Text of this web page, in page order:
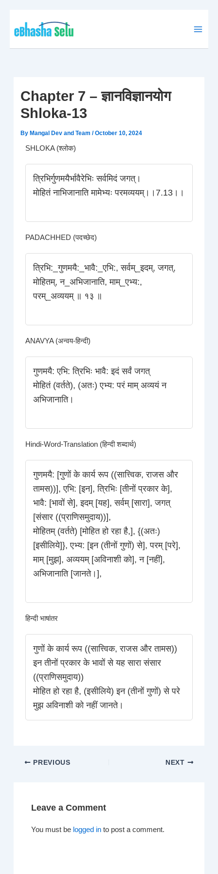
content
Chapter 7 – ज्ञानविज्ञानयोग
Shloka-13
By Mangal Dev and Team/October 10, 2024
SHLOKA (श्लोक)
त्रिभिर्गुणमयैर्भावैरेभिः सर्वमिदं जगत्।
मोहितं नाभिजानाति मामेभ्यः परमव्ययम्।।7.13।।
PADACHHED (पदच्छेद)
त्रिभि:_गुणमयै:_भावै:_एभि:, सर्वम्_इदम्‌, जगत्,
मोहितम्‌, न_अभिजानाति, माम्_एभ्य:,
परम्_अव्ययम्‌ ॥ १३ ॥
ANAVYA (अन्वय-हिन्दी)
गुणमयै: एभि: त्रिभिः भावै: इदं सर्वं जगत्‌
मोहितं (वर्तते), (अतः) एभ्य: परं माम्‌ अव्ययं न
अभिजानाति।
Hindi-Word-Translation (हिन्दी शब्दार्थ)
गुणमयै: [गुणों के कार्य रूप ((सात्त्विक, राजस और
तामस))], एभि: [इन], त्रिभिः [तीनों प्रकार के],
भावै: [भावों से], इदम् [यह], सर्वम् [सारा], जगत्
[संसार ((प्राणिसमुदाय))],
मोहितम् (वर्तते) [मोहित हो रहा है,], {(अतः)
[इसीलिये]}, एभ्य: [इन (तीनों गुणों) से], परम् [परे],
माम् [मुझ], अव्ययम् [अविनाशी को], न [नहीं],
अभिजानाति [जानते।],
हिन्दी भाषांतर
गुणों के कार्य रूप ((सात्त्विक, राजस और तामस))
इन तीनों प्रकार के भावों से यह सारा संसार
((प्राणिसमुदाय))
मोहित हो रहा है, (इसीलिये) इन (तीनों गुणों) से परे
मुझ अविनाशी को नहीं जानते।
PREVIOUS NEXT
Leave a Comment
You must be logged in to post a comment.